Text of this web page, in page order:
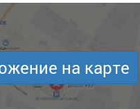
на карте